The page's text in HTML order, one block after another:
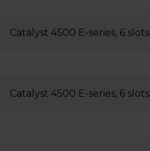
Catalyst 4500 E-series, 6 slots
Catalyst 4500 E-series, 6 slots